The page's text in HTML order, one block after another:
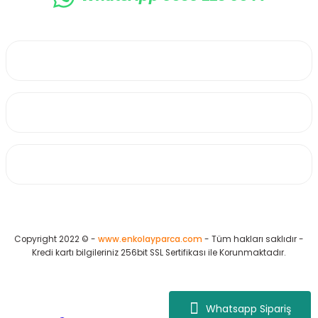
Whatsapp Sipariş
Copyright 2022 © - www.enkolayparca.com - Tüm hakları saklıdır -
Kredi kartı bilgileriniz 256bit SSL Sertifikası ile Korunmaktadır.